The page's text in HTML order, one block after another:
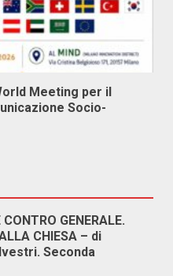
Meeting per il
Socio-
CONTRO GENERALE.
CHIESA – di
Seconda